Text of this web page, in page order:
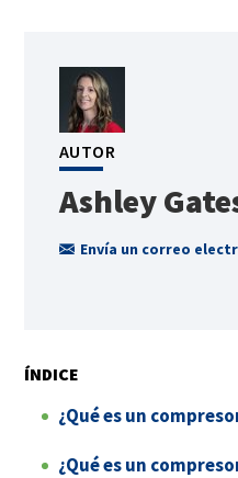
AUTOR
Ashley
Envía un correo
ÍNDICE
¿Qué es un
¿Qué es un